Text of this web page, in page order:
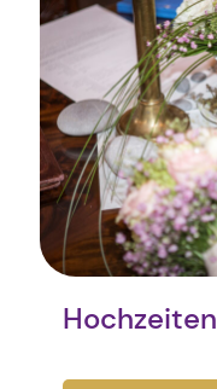
Hochzeiten